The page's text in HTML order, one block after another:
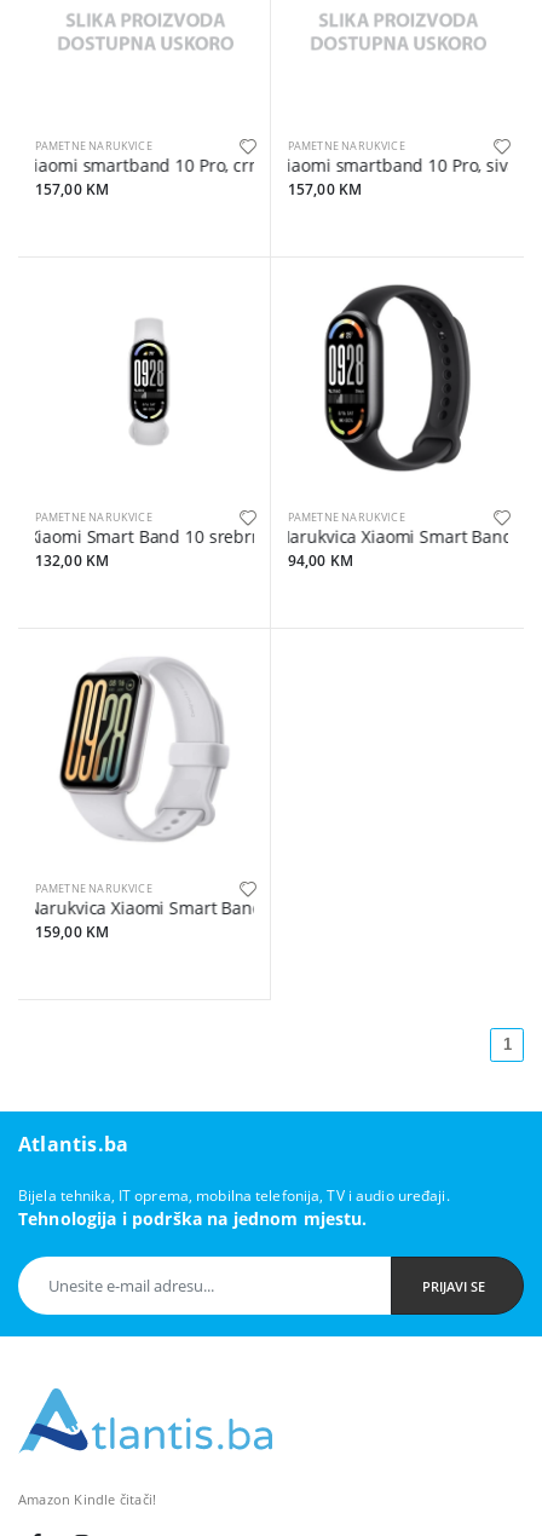
PAMETNE NARUKVICE
Xiaomi smartband 10 Pro, crni, 1.74" AMOLED displej, trajanje
157,00 KM
PAMETNE NARUKVICE
Xiaomi smartband 10 Pro, siva,
157,00 KM
PAMETNE NARUKVICE
Xiaomi Smart Band 10 srebrna
132,00 KM
PAMETNE NARUKVICE
Narukvica Xiaomi Smart Band 10
94,00 KM
PAMETNE NARUKVICE
Narukvica Xiaomi Smart Band 9 Pro silver
159,00 KM
1
Atlantis.ba
Bijela tehnika, IT oprema, mobilna telefonija, TV i audio uređaji.
Tehnologija i podrška na jednom mjestu.
PRIJAVI SE
Amazon Kindle čitači!